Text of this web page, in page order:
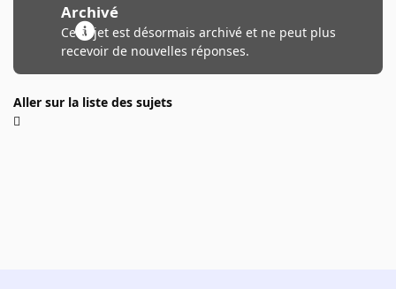
Archivé
Ce sujet est désormais archivé et ne peut plus
recevoir de nouvelles réponses.
Aller sur la liste des sujets